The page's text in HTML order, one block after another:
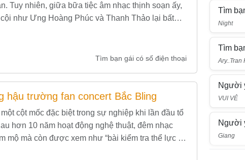
Tuy nhiên, giữa bữa tiệc âm nhạc thịnh soạn ấy,
như Ưng Hoàng Phúc và Thanh Thảo lại bất
Tìm bạn gái có số điện thoại
hậu trường fan concert Bắc Bling
cột mốc đặc biệt trong sự nghiệp khi lần đầu tổ
hơn 10 năm hoạt động nghệ thuật, đêm nhạc
mà còn được xem như “bài kiểm tra thể lực và
Tìm
Night
Tìm
Ary..Tran
Người
VUI VẺ
Người
Giang